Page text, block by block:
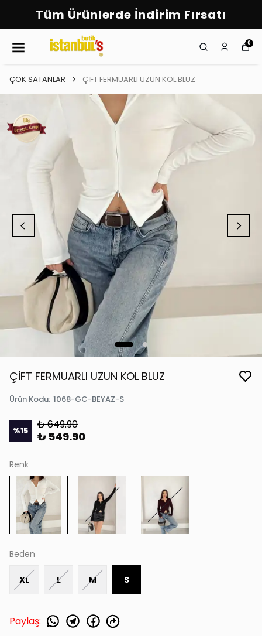
Tüm Ürünlerde İndirim Fırsatı
0
ÇOK SATANLAR ÇİFT FERMUARLI UZUN KOL BLUZ
ÇİFT FERMUARLI UZUN KOL BLUZ
Ürün Kodu: 1068-GC-BEYAZ-S
%15 ₺ 649.90
₺ 549.90
Renk
Beden
XL L M S
Paylaş: